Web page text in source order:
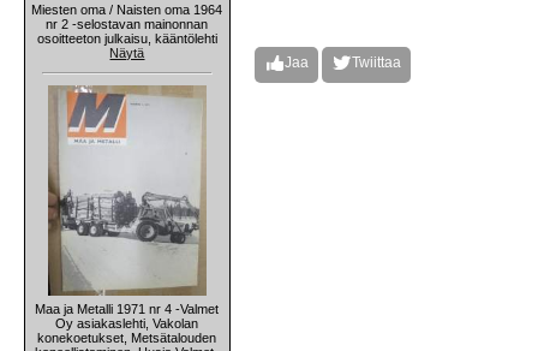
Miesten oma / Naisten oma 1964
nr 2 -selostavan mainonnan
osoitteeton julkaisu, kääntölehti
Näytä
Maa ja Metalli 1971 nr 4 -Valmet
Oy asiakaslehti, Vakolan
konekoetukset, Metsätalouden
Jaa Twiittaa